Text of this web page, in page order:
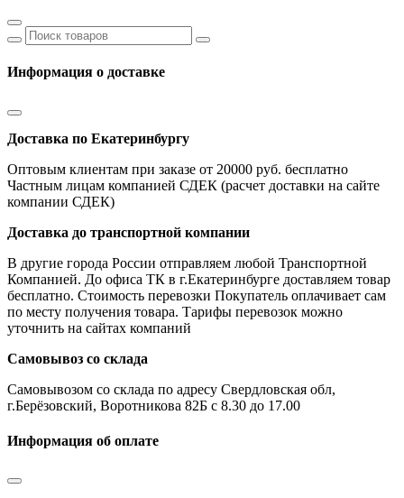
Информация о доставке
Доставка по Екатеринбургу
Оптовым клиентам при заказе от 20000 руб. бесплатно
Частным лицам компанией СДЕК (расчет доставки на сайте
компании СДЕК)
Доставка до транспортной компании
В другие города России отправляем любой Транспортной
Компанией. До офиса ТК в г.Екатеринбурге доставляем товар
бесплатно. Стоимость перевозки Покупатель оплачивает сам
по месту получения товара. Тарифы перевозок можно
уточнить на сайтах компаний
Самовывоз со склада
Самовывозом со склада по адресу Свердловская обл,
г.Берёзовский, Воротникова 82Б с 8.30 до 17.00
Информация об оплате